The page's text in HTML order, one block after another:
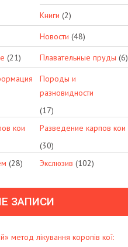
Книги (2)
Новости (48)
(21) Плавательные пруды (6)
Породы и
разновидности
(17)
кои
Разведение карпов кои
(30)
(28) Экслюзив (102)
ЗАПИСИ
метод лікування коропів кої: